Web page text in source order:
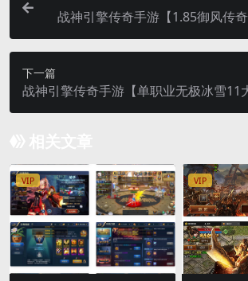
战神引擎传奇手游【1.85御风传
半手工服务端+充值后
下一篇
战神引擎传奇手游【单职业无极冰雪11
版】最新整理Win半手工服务端+法宝+
VIP VIP